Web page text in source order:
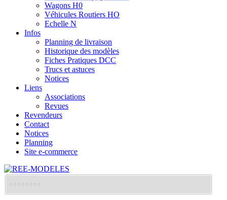
Wagons H0
Véhicules Routiers HO
Echelle N
Infos
Planning de livraison
Historique des modèles
Fiches Pratiques DCC
Trucs et astuces
Notices
Liens
Associations
Revues
Revendeurs
Contact
Notices
Planning
Site e-commerce